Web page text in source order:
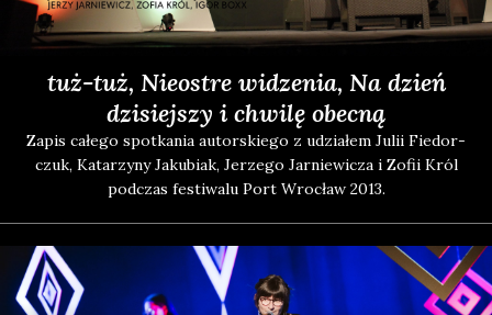
tuż-tuż, Nieostre widzenia, Na dzień
dzisiejszy i chwilę obecną
Zapis całe­go spo­tka­nia autor­skie­go z udzia­łem Julii Fie­dor­
czuk, Kata­rzy­ny Jaku­biak, Jerze­go Jar­nie­wi­cza i Zofii Król
pod­czas festi­wa­lu Port Wro­cław 2013.